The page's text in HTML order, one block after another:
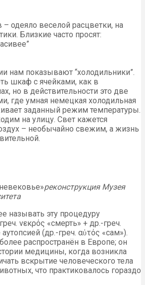
– одеяло веселой расцветки, на
Близкие часто просят:
нам показывают “холодильники”.
шкаф с ячейками, как в
но в действительности это две
где умная немецкая холодильная
заданный режим температуры.
на улицу. Свет кажется
– необычайно свежим, а жизнь
реконструкция Музея
называть эту процедуру
νεκρός «смерть» + др.-греч.
(др.-греч. αὐτός «сам»).
распространён в Европе; он
медицины, когда возникла
вскрытие человеческого тела
что практиковалось гораздо